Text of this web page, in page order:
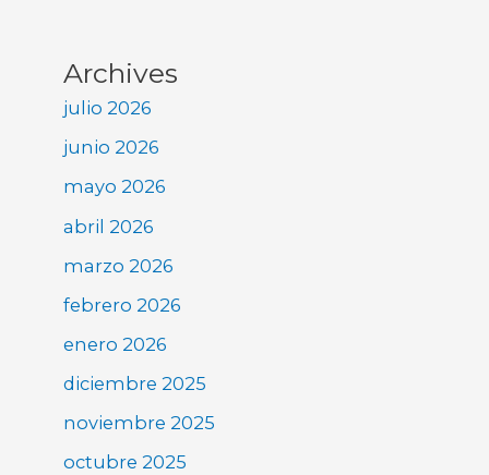
Archives
julio 2026
junio 2026
mayo 2026
abril 2026
marzo 2026
febrero 2026
enero 2026
diciembre 2025
noviembre 2025
octubre 2025